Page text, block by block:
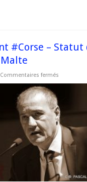
#Corse – Statut
Malte
Commentaires fermés
de
la
Corse
:
l’exemple
de
Malte